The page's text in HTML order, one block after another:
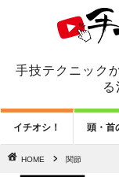
手技テクニック
イチオシ！ 頭・首
HOME 関節